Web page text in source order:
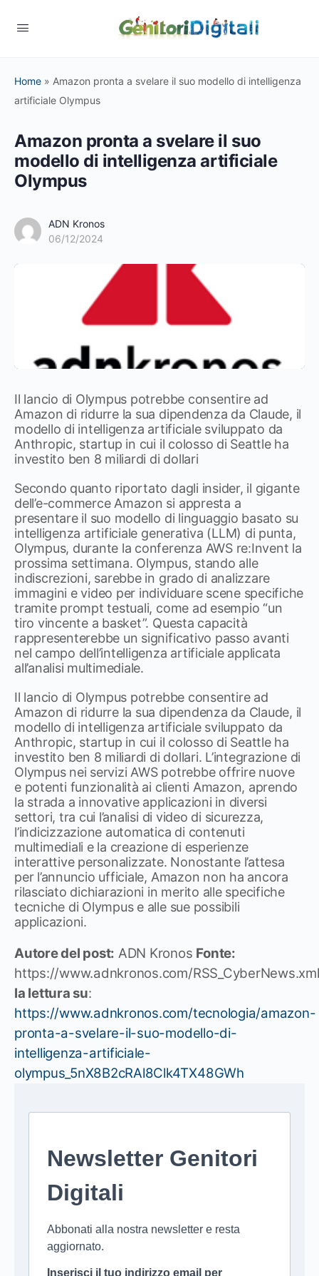
Home » Amazon pronta a svelare il suo modello di intelligenza
artificiale Olympus
Amazon pronta a svelare il suo
modello di intelligenza artificiale
Olympus
ADN Kronos
06/12/2024
Il lancio di Olympus potrebbe consentire ad
Amazon di ridurre la sua dipendenza da Claude, il
modello di intelligenza artificiale sviluppato da
Anthropic, startup in cui il colosso di Seattle ha
investito ben 8 miliardi di dollari
Secondo quanto riportato dagli insider, il gigante
dell’e-commerce Amazon si appresta a
presentare il suo modello di linguaggio basato su
intelligenza artificiale generativa (LLM) di punta,
Olympus, durante la conferenza AWS re:Invent la
prossima settimana. Olympus, stando alle
indiscrezioni, sarebbe in grado di analizzare
immagini e video per individuare scene specifiche
tramite prompt testuali, come ad esempio “un
tiro vincente a basket”. Questa capacità
rappresenterebbe un significativo passo avanti
nel campo dell’intelligenza artificiale applicata
all’analisi multimediale.
Il lancio di Olympus potrebbe consentire ad
Amazon di ridurre la sua dipendenza da Claude, il
modello di intelligenza artificiale sviluppato da
Anthropic, startup in cui il colosso di Seattle ha
investito ben 8 miliardi di dollari. L’integrazione di
Olympus nei servizi AWS potrebbe offrire nuove
e potenti funzionalità ai clienti Amazon, aprendo
la strada a innovative applicazioni in diversi
settori, tra cui l’analisi di video di sicurezza,
l’indicizzazione automatica di contenuti
multimediali e la creazione di esperienze
interattive personalizzate. Nonostante l’attesa
per l’annuncio ufficiale, Amazon non ha ancora
rilasciato dichiarazioni in merito alle specifiche
tecniche di Olympus e alle sue possibili
applicazioni.
Autore del post: ADN Kronos Fonte:
https://www.adnkronos.com/
la lettura su:
https://www.adnkronos.com/tecnologia/amazon-
pronta-a-svelare-il-suo-modello-di-
intelligenza-artificiale-
olympus_5nX8B2cRAl8Clk4TX48GWh